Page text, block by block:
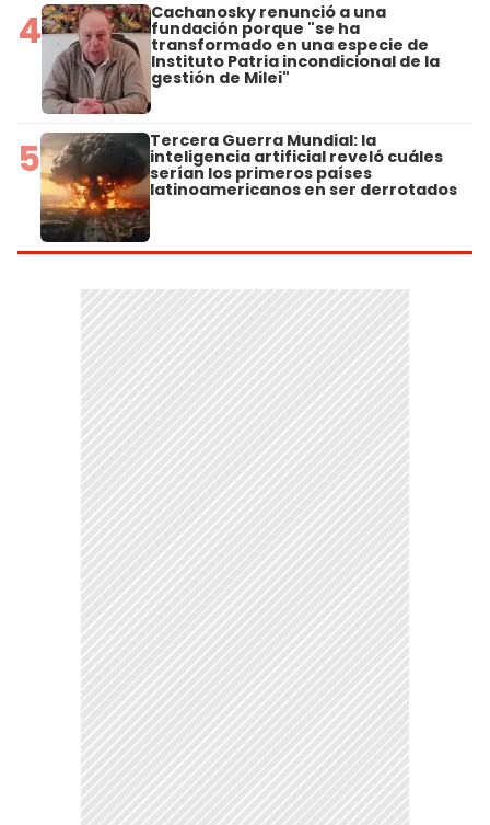
4 Cachanosky renunció a una
fundación porque "se ha
transformado en una especie de
Instituto Patria incondicional de la
gestión de Milei"
5 Tercera Guerra Mundial: la
inteligencia artificial reveló cuáles
serían los primeros países
latinoamericanos en ser derrotados